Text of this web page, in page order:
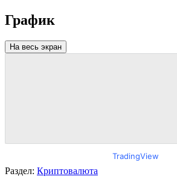
График
На весь экран
TradingView
Раздел: Криптовалюта